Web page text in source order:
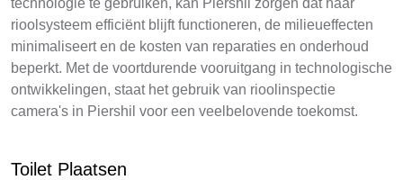
technologie te gebruiken, kan Piershil zorgen dat haar
rioolsysteem efficiënt blijft functioneren, de milieueffecten
minimaliseert en de kosten van reparaties en onderhoud
beperkt. Met de voortdurende vooruitgang in technologische
ontwikkelingen, staat het gebruik van rioolinspectie
camera's in Piershil voor een veelbelovende toekomst.
Toilet Plaatsen